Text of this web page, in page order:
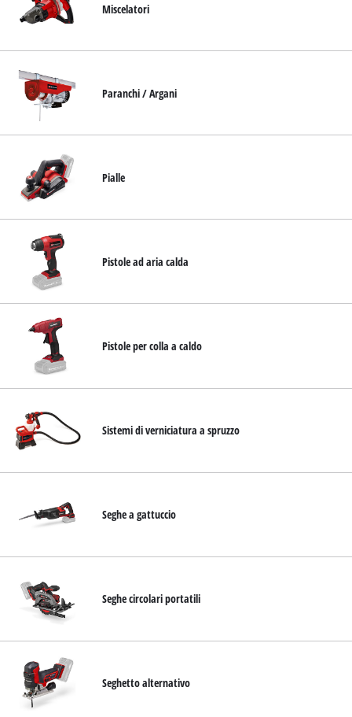
Miscelatori
Paranchi / Argani
Pialle
Pistole ad aria calda
Pistole per colla a caldo
Sistemi di verniciatura a spruzzo
Seghe a gattuccio
Seghe circolari portatili
Seghetto alternativo